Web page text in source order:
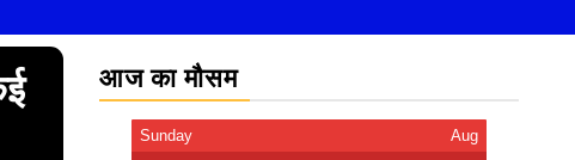
आज का मौसम
Sunday Aug